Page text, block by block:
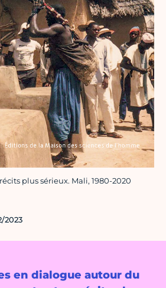
en dialogue autour du
plus sérieux. Mali, 1980-2020
2023